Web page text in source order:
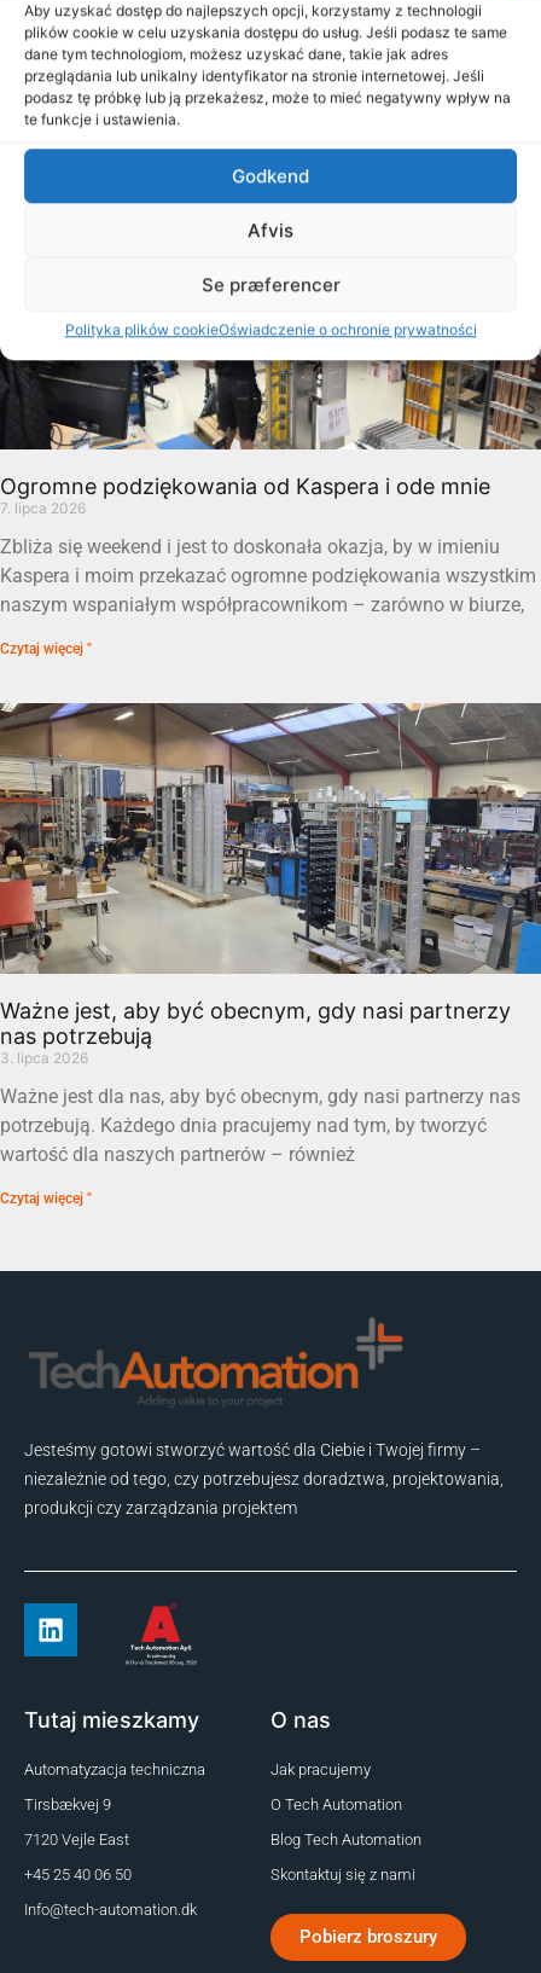
Aby uzyskać dostęp do najlepszych opcji, korzystamy z technologii
plików cookie w celu uzyskania dostępu do usług. Jeśli podasz te same
dane tym technologiom, możesz uzyskać dane, takie jak adres
przeglądania lub unikalny identyfikator na stronie internetowej. Jeśli
podasz tę próbkę lub ją przekażesz, może to mieć negatywny wpływ na
te funkcje i ustawienia.
Godkend
Afvis
Se præferencer
Polityka plików cookieOświadczenie o ochronie prywatności
Chociaż lato już w pełni i wielu z nas cieszy się zasłużonymi
wakacjami, nasi wspaniali współpracownicy – zarówno w
Danii, jak i w Polsce –
Czytaj więcej "
Ogromne podziękowania od Kaspera i ode mnie
7. lipca 2026
Zbliża się weekend i jest to doskonała okazja, by w imieniu
Kaspera i moim przekazać ogromne podziękowania wszystkim
naszym wspaniałym współpracownikom – zarówno w biurze,
Czytaj więcej "
Ważne jest, aby być obecnym, gdy nasi partnerzy
nas potrzebują
3. lipca 2026
Ważne jest dla nas, aby być obecnym, gdy nasi partnerzy nas
potrzebują. Każdego dnia pracujemy nad tym, by tworzyć
wartość dla naszych partnerów – również
Czytaj więcej "
Jesteśmy gotowi stworzyć wartość dla Ciebie i Twojej firmy –
niezależnie od tego, czy potrzebujesz doradztwa, projektowania,
produkcji czy zarządzania projektem
Tutaj mieszkamy
Automatyzacja techniczna
Tirsbækvej 9
7120 Vejle East
+45 25 40 06 50
Info@tech-automation.dk
O nas
Jak pracujemy
O Tech Automation
Blog Tech Automation
Skontaktuj się z nami
Pobierz broszury